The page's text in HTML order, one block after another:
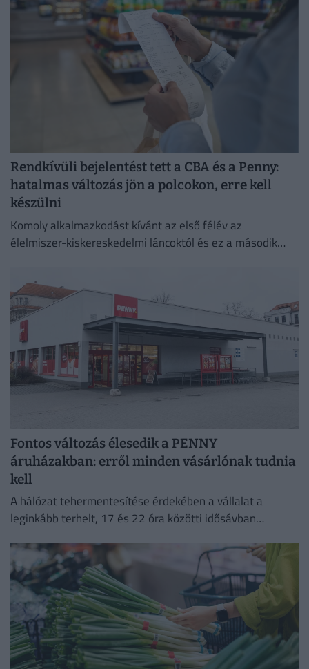
Rendkívüli bejelentést tett a CBA és a Penny:
hatalmas változás jön a polcokon, erre kell
készülni
Komoly alkalmazkodást kívánt az első félév az
élelmiszer-kiskereskedelmi láncoktól és ez a második
Fontos változás élesedik a PENNY
áruházakban: erről minden vásárlónak tudnia
kell
A hálózat tehermentesítése érdekében a vállalat a
leginkább terhelt, 17 és 22 óra közötti idősávban